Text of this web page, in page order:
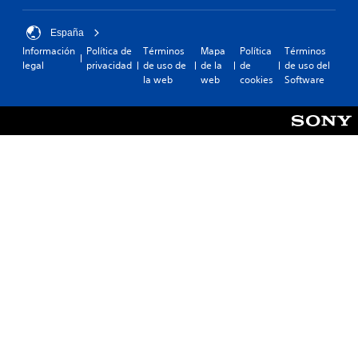
España
Información
legal
Política de
privacidad
Términos
de uso de
la web
Mapa
de la
web
Política
de
cookies
Términos
de uso del
Software